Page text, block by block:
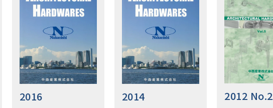
2016 2014 2012 No.2